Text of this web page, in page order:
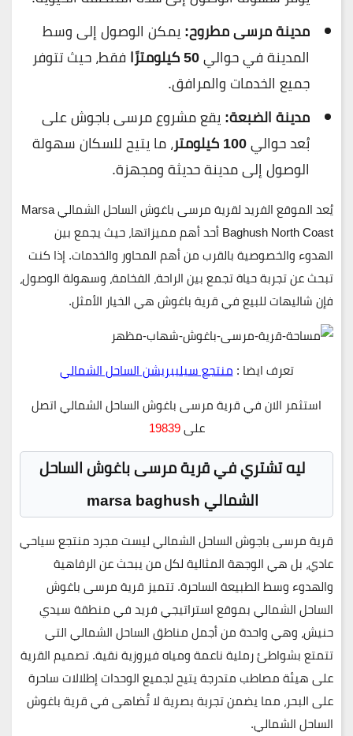
مدينة مرسى مطروح:يمكن الوصول إلى وسط
المدينة في حوالي50 كيلومترًا
فقط، حيث تتوفر
جميع الخدمات والمرافق.
مدينة الضبعة:يقع مشروع مرسى باجوش على
بُعد حوالي100 كيلومتر
، ما يتيح للسكان سهولة
الوصول إلى مدينة حديثة ومجهزة.
يُعد الموقع الفريد لقرية مرسى باغوش الساحل الشماليMarsa
Baghush North Coastأحد أهم مميزاتها، حيث يجمع بين
الهدوء والخصوصية بالقرب من أهم المحاور والخدمات. إذا كنت
تبحث عن تجربة حياة تجمع بين الراحة، الفخامة، وسهولة الوصول،
فإن شاليهات للبيع في قرية باغوش هي الخيار الأمثل.
تعرف ايضا :منتجع سيليبريشن الساحل الشمالي
استثمر الان في قرية مرسى باغوش الساحل الشمالي اتصل
على19839
ليه تشتري فيقرية مرسى باغوش الساحل
الشمالي marsa baghush
قرية مرسى باجوش الساحل الشماليليست مجرد منتجع سياحي
عادي، بل هي الوجهة المثالية لكل من يبحث عن الرفاهية
والهدوء وسط الطبيعة الساحرة. تتميز قرية مرسى باغوش
الساحل الشماليبموقع استراتيجي فريد في منطقةسيدي
حنيش، وهي واحدة من أجمل مناطق الساحل الشمالي التي
تتمتع بشواطئ رملية ناعمة ومياه فيروزية نقية. تصميم القرية
على هيئةمصاطب متدرجةيتيح لجميع الوحدات إطلالات ساحرة
على البحر، مما يضمن تجربة بصرية لا تُضاهى في قرية باغوش
الساحل الشمالي.